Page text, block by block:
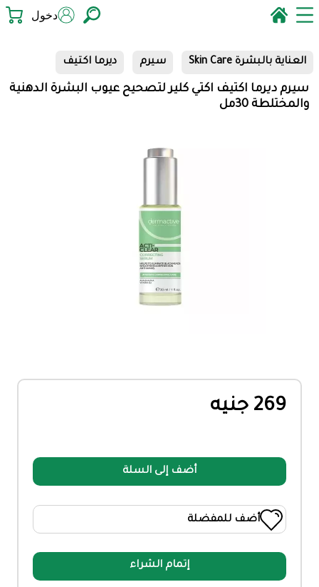
دخول
العناية بالبشرة Skin Care سيرم ديرما اكتيف
سيرم ديرما اكتيف اكتي كلير لتصحيح عيوب البشرة الدهنية
والمختلطة 30مل
269 جنيه
أضف إلى السلة
أضف للمفضلة
إتمام الشراء